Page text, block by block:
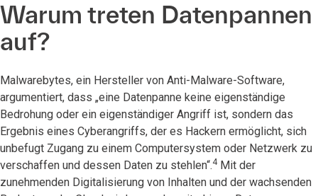
Warum treten Datenpannen
auf?
Malwarebytes, ein Hersteller von Anti-Malware-Software,
argumentiert, dass „eine Datenpanne keine eigenständige
Bedrohung oder ein eigenständiger Angriff ist, sondern das
Ergebnis eines Cyberangriffs, der es Hackern ermöglicht, sich
unbefugt Zugang zu einem Computersystem oder Netzwerk zu
verschaffen und dessen Daten zu stehlen“.4Mit der
zunehmenden Digitalisierung von Inhalten und der wachsenden